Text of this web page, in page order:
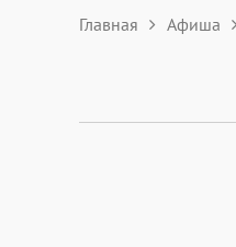
Главная Афиша